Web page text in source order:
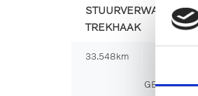
STUURVERWARMING |
TREKHAAK
33.548km
GBR-94-S